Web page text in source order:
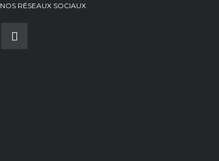
NOS RÉSEAUX SOCIAUX